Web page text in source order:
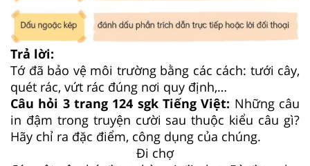
Trả lời:
Tớ đã bảo vệ môi trường bằng các cách: tưới cây,
quét rác, vứt rác đúng nơi quy định,…
Câu hỏi 3 trang 124 sgk Tiếng Việt: Những câu
in đậm trong truyện cười sau thuộc kiểu câu gì?
Hãy chỉ ra đặc điểm, công dụng của chúng.
Đi chợ